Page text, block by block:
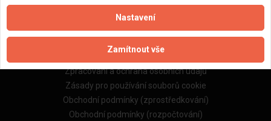
Důležité informace
Zpracování a ochrana osobních údajů
Zásady pro používání souborů cookie
Obchodní podmínky (zprostředkování)
Obchodní podmínky (rozpočtování)
Nastavení
Zamítnout vše